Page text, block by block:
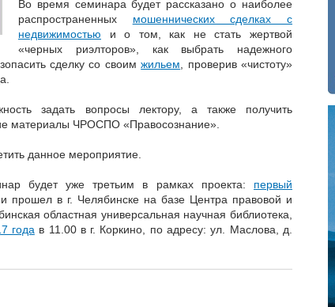
Во время семинара будет рассказано о наиболее
распространенных мошеннических сделках с
недвижимостью и о том, как не стать жертвой
«черных риэлторов», как выбрать надежного
сделку со своимжильем , проверив «чистоту»
задать вопросы лектору, а также получить
материалы ЧРОСПО «Правосознание».
данное мероприятие.
будет уже третьим в рамках проекта: первый
и прошел в г. Челябинске на базе Центра правовой и
областная универсальная научная библиотека,
года в 11.00 в г. Коркино, по адресу: ул. Маслова, д.